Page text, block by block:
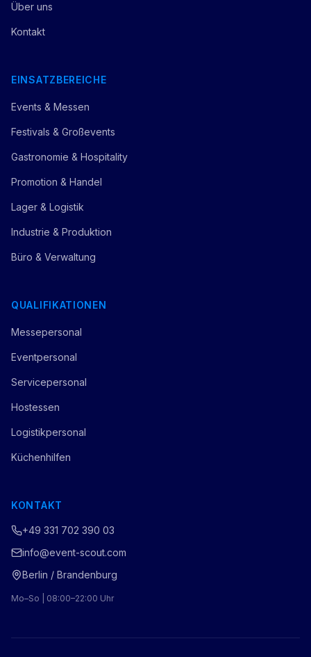
Über uns
Kontakt
EINSATZBEREICHE
Events & Messen
Festivals & Großevents
Gastronomie & Hospitality
Promotion & Handel
Lager & Logistik
Industrie & Produktion
Büro & Verwaltung
QUALIFIKATIONEN
Messepersonal
Eventpersonal
Servicepersonal
Hostessen
Logistikpersonal
Küchenhilfen
KONTAKT
+49 331 702 390 03
info@event-scout.com
Berlin / Brandenburg
Mo–So | 08:00–22:00 Uhr